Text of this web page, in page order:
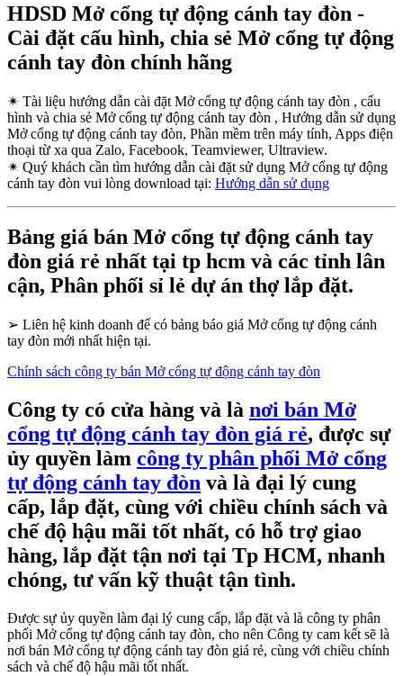
HDSD Mở cổng tự động cánh tay đòn -
Cài đặt cấu hình, chia sẻ Mở cổng tự động
cánh tay đòn chính hãng
✴ Tài liệu hướng dẫn cài đặt Mở cổng tự động cánh tay đòn , cấu
hình và chia sẻ Mở cổng tự động cánh tay đòn , Hướng dẫn sử dụng
Mở cổng tự động cánh tay đòn, Phần mềm trên máy tính, Apps điện
thoại từ xa qua Zalo, Facebook, Teamviewer, Ultraview.
✴ Quý khách cần tìm hướng dẫn cài đặt sử dụng Mở cổng tự động
cánh tay đòn vui lòng download tại: Hướng dẫn sử dụng
Bảng giá bán Mở cổng tự động cánh tay
đòn giá rẻ nhất tại tp hcm và các tỉnh lân
cận, Phân phối sỉ lẻ dự án thợ lắp đặt.
➢ Liên hệ kinh doanh để có bảng báo giá Mở cổng tự động cánh
tay đòn mới nhất hiện tại.
Chính sách công ty bán Mở cổng tự động cánh tay đòn
Công ty có cửa hàng và là nơi bán Mở
cổng tự động cánh tay đòn giá rẻ, được sự
ủy quyền làm công ty phân phối Mở cổng
tự động cánh tay đòn và là đại lý cung
cấp, lắp đặt, cùng với chiều chính sách và
chế độ hậu mãi tốt nhất, có hỗ trợ giao
hàng, lắp đặt tận nơi tại Tp HCM, nhanh
chóng, tư vấn kỹ thuật tận tình.
Được sự ủy quyền làm đại lý cung cấp, lắp đặt và là công ty phân
phối Mở cổng tự động cánh tay đòn, cho nên Công ty cam kết sẽ là
nơi bán Mở cổng tự động cánh tay đòn giá rẻ, cùng với chiều chính
sách và chế độ hậu mãi tốt nhất.